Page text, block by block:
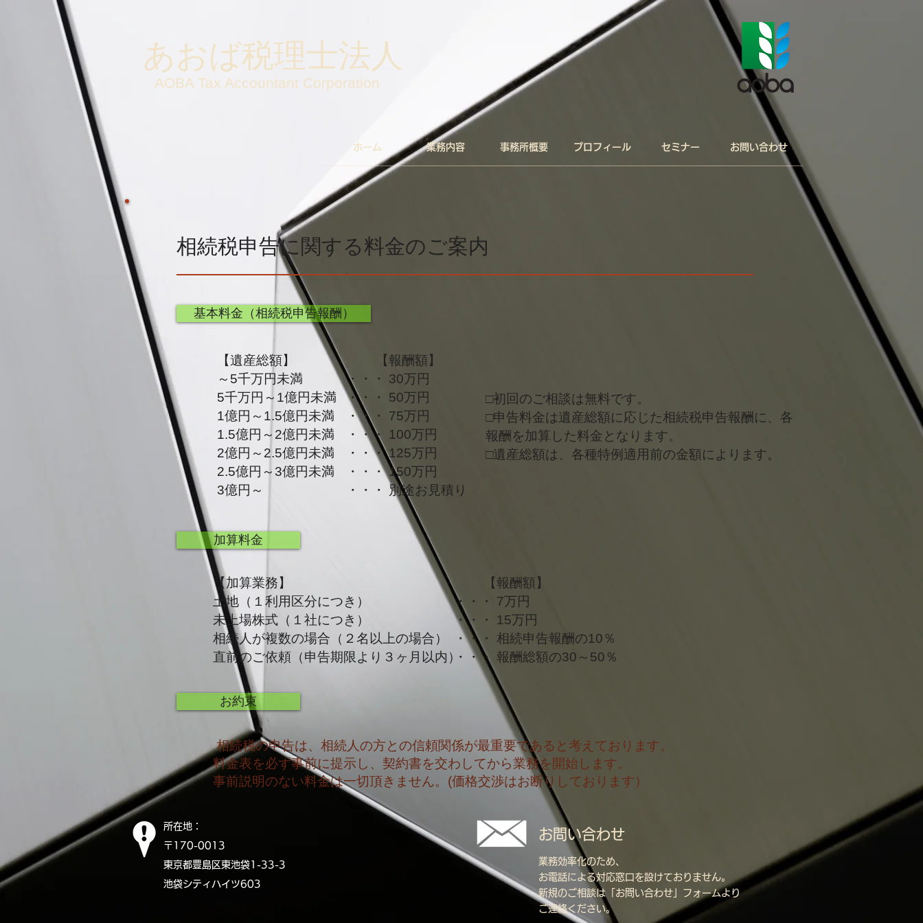
あおば税理士法人
AOBA Tax Accountant Corporation
ホーム 業務内容 事務所概要 プロフィール セミナー お問い合わせ
相続税申告に関する料金のご案内
基本料金（相続税申告報酬）
【遺産総額】
～5千万円未満
5千万円～1億円未満
1億円～1.5億円未満
1.5億円～2億円未満
2億円～2.5億円未満
2.5億円～3億円未満
3億円～
【報酬額】
・・・ 30万円
・・・ 50万円
・・・ 75万円
・・・ 100万円
・・・ 125万円
・・・ 150万円
・・・ 別途お見積り
□初回のご相談は無料です。
□申告料金は遺産総額に応じた相続税申告報酬に、各
報酬を加算した料金となります。
□遺産総額は、各種特例適用前の金額によります。
加算料金
【加算業務】
土地（１利用区分につき）
未上場株式（１社につき）
相続人が複数の場合（２名以上の場合）
直前のご依頼（申告期限より３ヶ月以内）
【報酬額】
・・・ 7万円
・・・ 15万円
・・・ 相続申告報酬の10％
・・・ 報酬総額の30～50％
お約束
相続税の申告は、相続人の方との信頼関係が最重要であると考えております。
料金表を必ず事前に提示し、契約書を交わしてから業務を開始します。
事前説明のない料金は一切頂きません。(価格交渉はお断りしております）
所在地：
〒170-0013
東京都豊島区東池袋1-33-3
池袋シティハイツ603
お問い合わせ
業務効率化のため、
お電話による対応窓口を設けておりません。​
​新規のご相談は「お問い合わせ」フォームより
ご連絡ください。